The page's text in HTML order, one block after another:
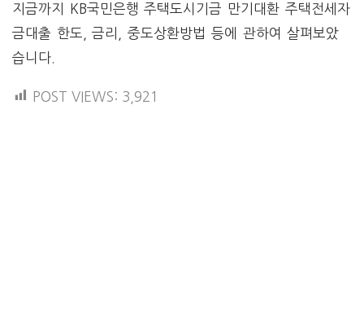
지금까지 KB국민은행 주택도시기금 만기대환 주택전세자
금대출 한도, 금리, 중도상환방법 등에 관하여 살펴보았
습니다.
POST VIEWS: 3,921